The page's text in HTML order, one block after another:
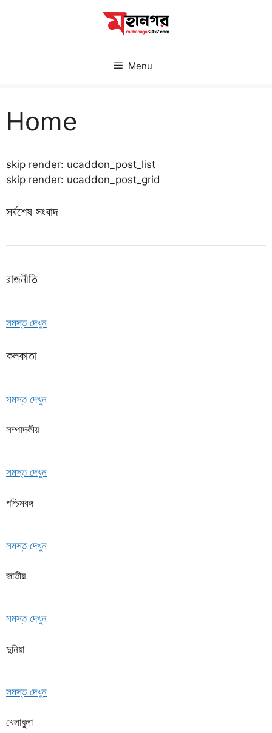
Menu
Home
skip render: ucaddon_post_list
skip render: ucaddon_post_grid
সর্বশেষ সংবাদ
রাজনীতি
সমস্ত দেখুন
কলকাতা
সমস্ত দেখুন
সম্পাদকীয়
সমস্ত দেখুন
পশ্চিমবঙ্গ
সমস্ত দেখুন
জাতীয়
সমস্ত দেখুন
দুনিয়া
সমস্ত দেখুন
খেলাধুলা